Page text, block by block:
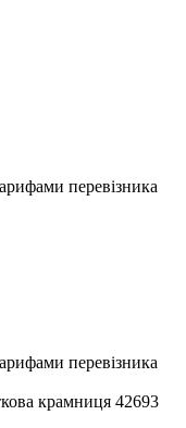
перевізника
перевізника
крамниця 42693